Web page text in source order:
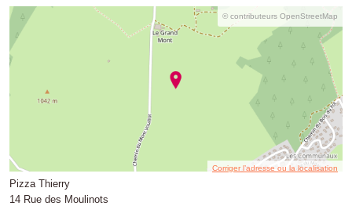
© contributeurs OpenStreetMap
Corriger l’adresse ou la localisation
Pizza Thierry
14 Rue des Moulinots